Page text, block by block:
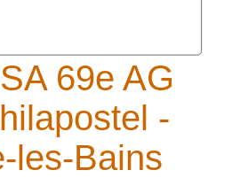
69e AG
-
les-Bains